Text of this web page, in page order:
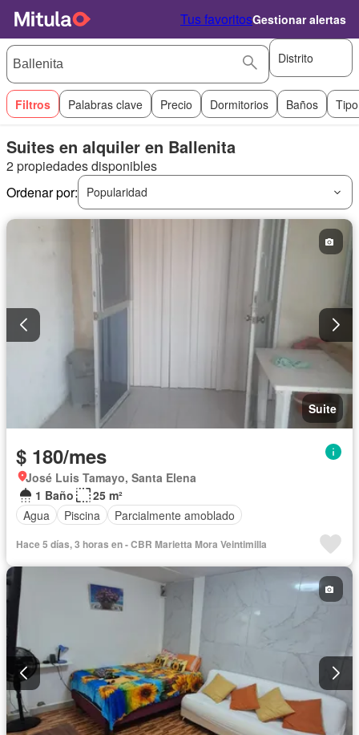
Tus favoritosGestionar alertas
Distrito
Filtros Palabras clave Precio Dormitorios Baños
Suites en alquiler en Ballenita
2 propiedades disponibles
Ordenar por:
Popularidad
Suite
$ 180/mes
José Luis Tamayo, Santa Elena
1 Baño
25 m²
Agua
Piscina Parcialmente amoblado
Hace 5 días, 3 horas en - CBR Marietta Mora Veintimilla